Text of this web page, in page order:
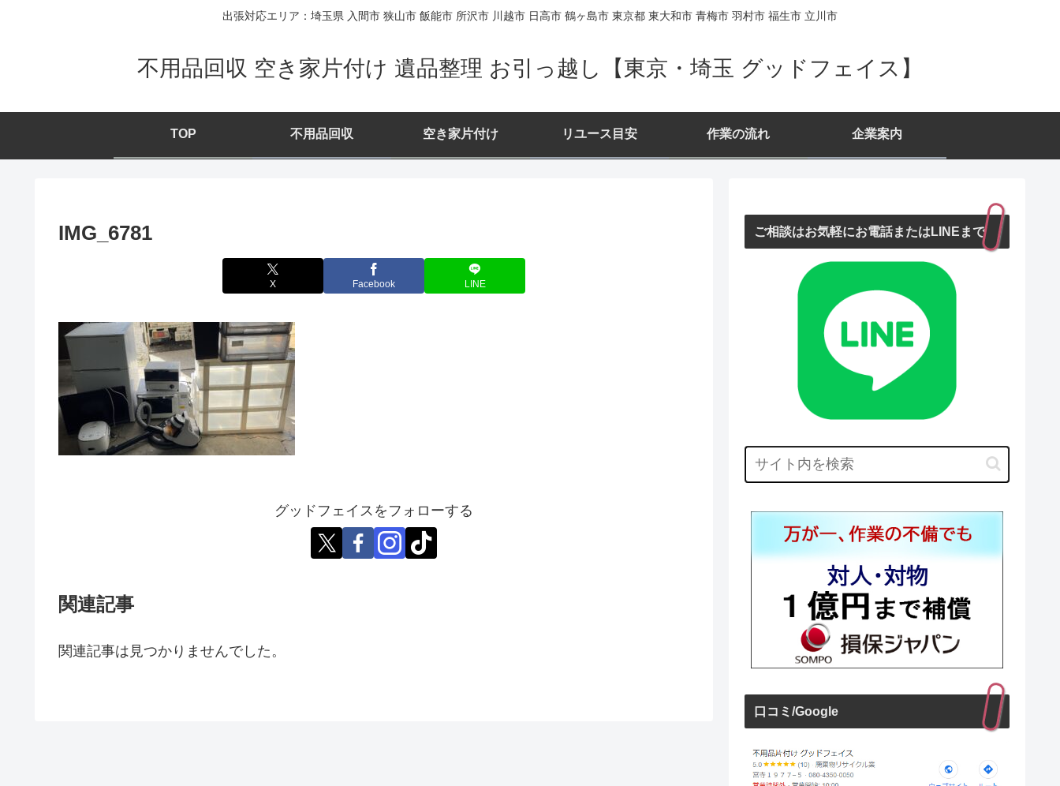
出張対応エリア：埼玉県 入間市 狭山市 飯能市 所沢市 川越市 日高市 鶴ヶ島市 東京都 東大和市 青梅市 羽村市 福生市 立川市
不用品回収 空き家片付け 遺品整理 お引っ越し【東京・埼玉 グッドフェイス】
TOP 不用品回収 空き家片付け リユース目安 作業の流れ 企業案内
IMG_6781
X Facebook LINE
グッドフェイスをフォローする
関連記事
関連記事は見つかりませんでした。
ご相談はお気軽にお電話またはLINEまで
口コミ/Google